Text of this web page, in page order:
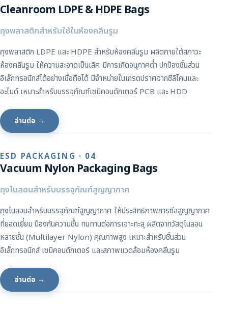
Cleanroom LDPE & HDPE Bags
ถุงพลาสติกสำหรับใช้ในห้องคลีนรูม
ถุงพลาสติก LDPE และ HDPE สำหรับห้องคลีนรูม ผลิตภายใต้สภาวะ
ห้องคลีนรูม ให้ความสะอาดเป็นเลิศ มีการเกิดอนุภาคต่ำ ปกป้องชิ้นส่วน
อิเล็กทรอนิกส์ได้อย่างเชื่อถือได้ มีจำหน่ายในเกรดปราศจากซิลิโคนและ
อะไมด์ เหมาะสำหรับบรรจุภัณฑ์เซมิคอนดักเตอร์ PCB และ HDD
อ่านต่อ →
ESD PACKAGING · 04
Vacuum Nylon Packaging Bags
ถุงไนลอนสำหรับบรรจุภัณฑ์สูญญากาศ
ถุงไนลอนสำหรับบรรจุภัณฑ์สูญญากาศ ให้ประสิทธิภาพการซีลสูญญากาศ
ที่ยอดเยี่ยม ป้องกันความชื้น ทนทานต่อการเจาะทะลุ ผลิตจากวัสดุไนลอน
หลายชั้น (Multilayer Nylon) คุณภาพสูง เหมาะสำหรับชิ้นส่วน
อิเล็กทรอนิกส์ เซมิคอนดักเตอร์ และสภาพแวดล้อมห้องคลีนรูม
อ่านต่อ →